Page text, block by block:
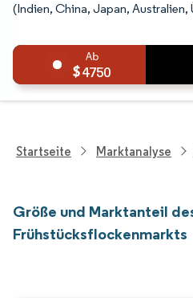
(Indien, China, Japan, Australien,
4750
Startseite Marktanalyse
Größe und Marktanteil
Frühstücksflockenmarkts